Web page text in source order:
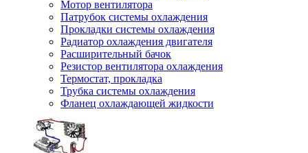
Мотор вентилятора
Патрубок системы охлаждения
Прокладки системы охлаждения
Радиатор охлаждения двигателя
Расширительный бачок
Резистор вентилятора охлаждения
Термостат, прокладка
Трубка системы охлаждения
Фланец охлаждающей жидкости